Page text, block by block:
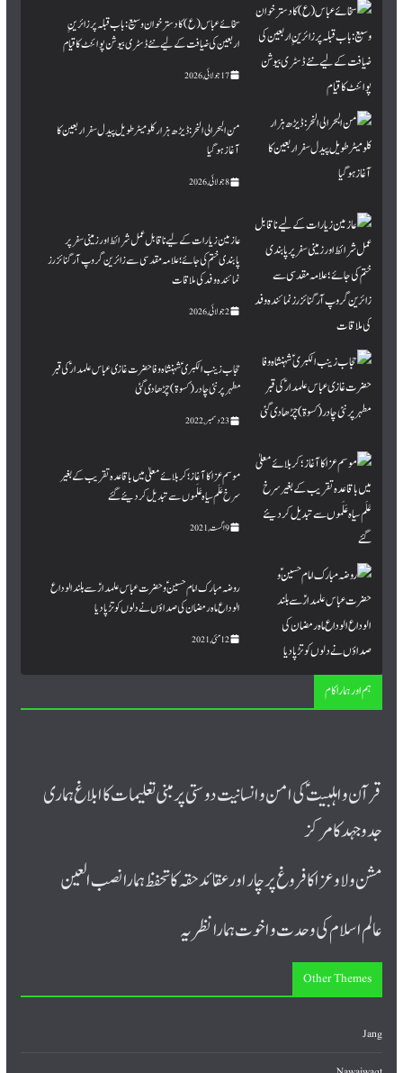
سخائے عباس (ع) کا دسترخوان وسیع: باب قبلہ پر زائرینِِ
اربعین کی ضیافت کے لیے نئے ڈسٹری بیوشن پوائنٹ کا قیام
17 جولائی, 2026
من البحر الی النحر : ڈیڑھ ہزار کلومیٹر طویل پیدل سفر اربعین کا
آغاز ہو گیا
8 جولائی, 2026
عازمین زیارات کے لیے ناقابل عمل شرائط اور زمینی سفر پر
پابندی ختم کی جائے؛ علامہ مقدسی سے زائرین گروپ آرگنائزرز
نمائندہ وفد کی ملاقات
2 جولائی, 2026
حجاب زینب الکبری ؑ شہنشاہ وفا حضرت غازی عباس علمدار ؑ کی قبر
مطہرپر نئی چادر (کسوۃ ) چڑھا دی گئی
23 دسمبر, 2022
موسم عزا کا آغاز؛ کربلائے معلیٰ میں باقاعدہ تقریب کے بغیر
سرخ عَلَم سیاہ عَلَموں سے تبدیل کردیئے گئے
9 اگست, 2021
روضہ مبارک امام حسینؑ و حضرت عباس علمدارؑ سے بلند الوداع
الوداع ماہ رمضان کی صداؤں نے دلوں کو تڑپا دیا
12 مئی, 2021
ہم اور ہمارا کام
قرآن و اہلبیت ؑ کی امن و انسانیت دوستی پر مبنی تعلیمات کا ابلاغ ہماری
جدوجہد کا مرکز
مشن ولا و عزا کا فروغ پرچار اورعقائد حقہ کا تحفظ ہمارا نصب العین
عالم اسلام کی وحدت و اخوت ہمارا نظریہ
Other Themes
Jang